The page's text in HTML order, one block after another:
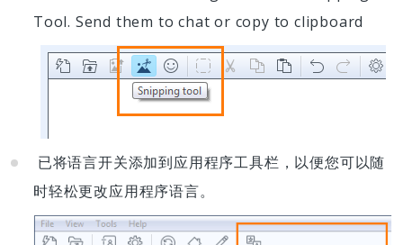
Tool. Send them to chat or copy to clipboard
已将语言开关添加到应用程序工具栏，以便您可以随
时轻松更改应用程序语言。